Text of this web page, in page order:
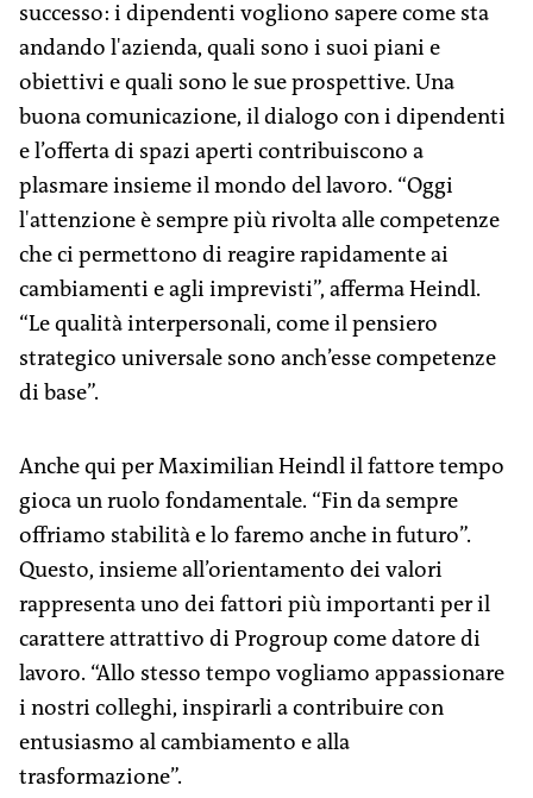
successo: i dipendenti vogliono sapere come sta
andando l'azienda, quali sono i suoi piani e
obiettivi e quali sono le sue prospettive. Una
buona comunicazione, il dialogo con i dipendenti
e l’offerta di spazi aperti contribuiscono a
plasmare insieme il mondo del lavoro. “Oggi
l'attenzione è sempre più rivolta alle competenze
che ci permettono di reagire rapidamente ai
cambiamenti e agli imprevisti”, afferma Heindl.
“Le qualità interpersonali, come il pensiero
strategico universale sono anch’esse competenze
di base”.
Anche qui per Maximilian Heindl il fattore tempo
gioca un ruolo fondamentale. “Fin da sempre
offriamo stabilità e lo faremo anche in futuro”.
Questo, insieme all’orientamento dei valori
rappresenta uno dei fattori più impor­tanti per il
carattere attrattivo di ­Progroup come datore di
lavoro. “Allo stesso tempo vogliamo appassionare
i nostri colleghi, inspirarli a contribuire con
entusiasmo al cambiamento e alla
trasformazione”.